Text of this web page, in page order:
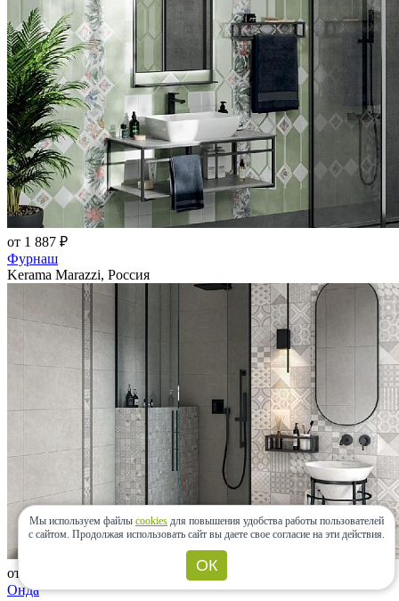
от 1 887 ₽
Фурнаш
Kerama Marazzi, Россия
от 1 840 ₽
Онда
Мы используем файлы cookies для повышения удобства работы пользователей
с сайтом. Продолжая использовать сайт вы даете свое согласие на эти действия.
ОК